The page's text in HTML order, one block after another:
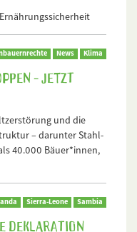
News Klima
- jetzt
und die
– darunter Stahl-
40.000 Bäuer*innen,
Sierra-Leone Sambia
Deklaration